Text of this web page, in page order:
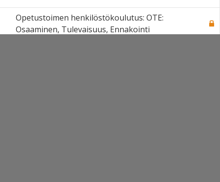
Opetustoimen henkilöstökoulutus: OTE:
Osaaminen, Tulevaisuus, Ennakointi